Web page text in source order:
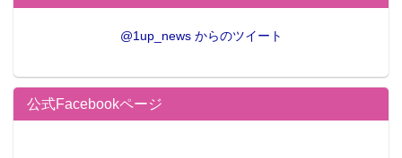
@1up_news からのツイート
公式Facebookページ